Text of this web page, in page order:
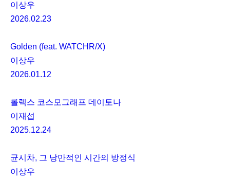
이상우
2026.02.23
Golden (feat. WATCHR/X)
이상우
2026.01.12
롤렉스 코스모그래프 데이토나
이재섭
2025.12.24
균시차, 그 낭만적인 시간의 방정식
이상우